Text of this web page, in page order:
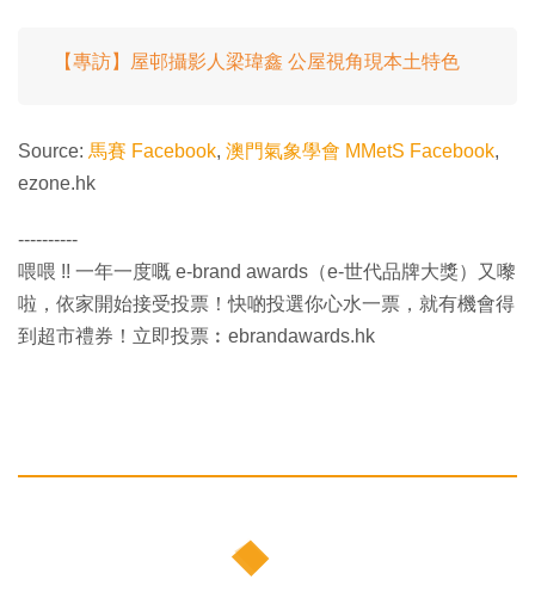
【專訪】屋邨攝影人梁瑋鑫 公屋視角現本土特色
Source: 馬賽 Facebook, 澳門氣象學會 MMetS Facebook,
ezone.hk
----------
喂喂 !! 一年一度嘅 e-brand awards（e-世代品牌大獎）又嚟
啦，依家開始接受投票！快啲投選你心水一票，就有機會得
到超市禮券！立即投票︰ebrandawards.hk